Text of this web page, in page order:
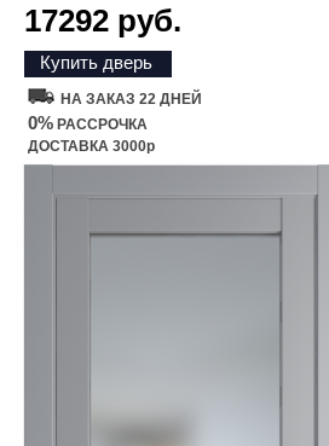
17292 руб.
Купить дверь
НА ЗАКАЗ 22 ДНЕЙ
0% РАССРОЧКА
ДОСТАВКА 3000р